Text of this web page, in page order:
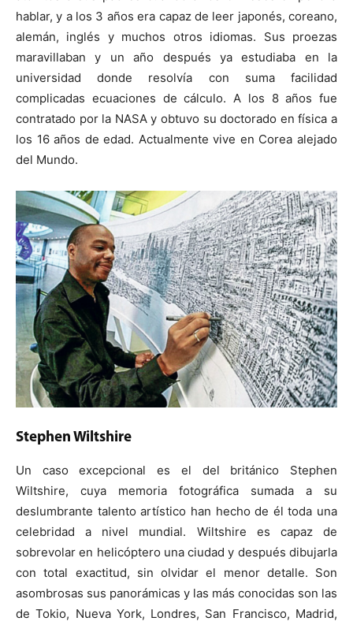
hablar, y a los 3 años era capaz de leer japonés, coreano,
alemán, inglés y muchos otros idiomas. Sus proezas
maravillaban y un año después ya estudiaba en la
universidad donde resolvía con suma facilidad
complicadas ecuaciones de cálculo. A los 8 años fue
contratado por la NASA y obtuvo su doctorado en física a
los 16 años de edad. Actualmente vive en Corea alejado
del Mundo.
Stephen Wiltshire
Un caso excepcional es el del británico Stephen
Wiltshire, cuya memoria fotográfica sumada a su
deslumbrante talento artístico han hecho de él toda una
celebridad a nivel mundial. Wiltshire es capaz de
sobrevolar en helicóptero una ciudad y después dibujarla
con total exactitud, sin olvidar el menor detalle. Son
asombrosas sus panorámicas y las más conocidas son las
de Tokio, Nueva York, Londres, San Francisco, Madrid,